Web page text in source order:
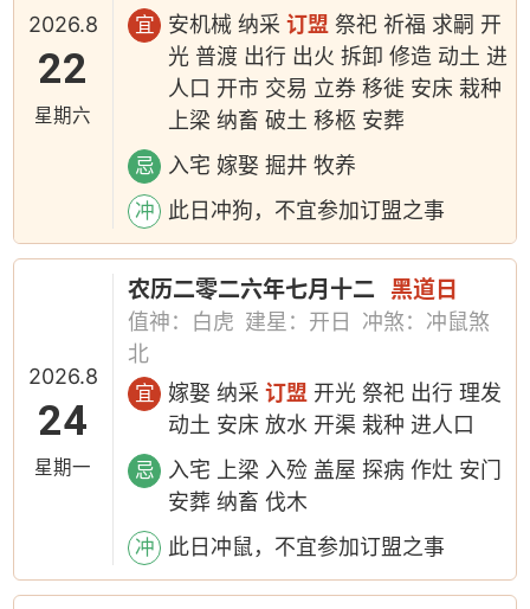
2026.8
22
星期六
宜 安机械 纳采订盟 祭祀 祈福 求嗣 开
光 普渡 出行 出火 拆卸 修造 动土 进
人口 开市 交易 立券 移徙 安床 栽种
上梁 纳畜 破土 移柩 安葬
忌 入宅 嫁娶 掘井 牧养
冲 此日冲狗，不宜参加订盟之事
2026.8
24
星期一
农历二零二六年七月十二 黑道日
值神：白虎 建星：开日
冲煞：冲鼠煞
北
宜 嫁娶 纳采订盟 开光 祭祀 出行 理发
动土 安床 放水 开渠 栽种 进人口
忌
入宅 上梁 入殓 盖屋 探病 作灶 安门
安葬 纳畜 伐木
冲 此日冲鼠，不宜参加订盟之事